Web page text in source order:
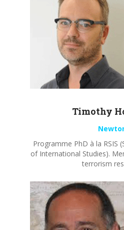
Timothy
Programme PhD à la RSIS
of International Studies).
terrorism